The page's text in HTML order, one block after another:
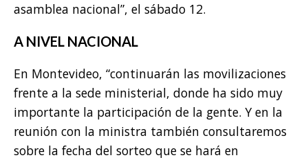
asamblea nacional”, el sábado 12.
A NIVEL NACIONAL
En Montevideo, “continuarán las movilizaciones
frente a la sede ministerial, donde ha sido muy
importante la participación de la gente. Y en la
reunión con la ministra también consultaremos
sobre la fecha del sorteo que se hará en